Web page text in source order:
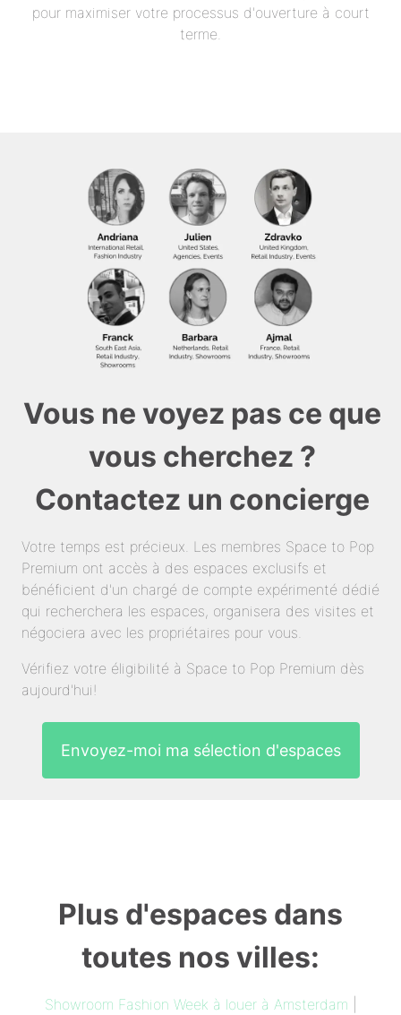
pour maximiser votre processus d'ouverture à court
terme.
Vous ne voyez pas ce que
vous cherchez ?
Contactez un concierge
Votre temps est précieux. Les membres Space to Pop
Premium ont accès à des espaces exclusifs et
bénéficient d'un chargé de compte expérimenté dédié
qui recherchera les espaces, organisera des visites et
négociera avec les propriétaires pour vous.
Vérifiez votre éligibilité à Space to Pop Premium dès
aujourd'hui!
Envoyez-moi ma sélection d'espaces
Plus d'espaces dans
toutes nos villes:
Showroom Fashion Week à louer à Amsterdam